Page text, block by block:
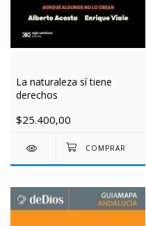
La naturaleza sí tiene
derechos
$25.400,00